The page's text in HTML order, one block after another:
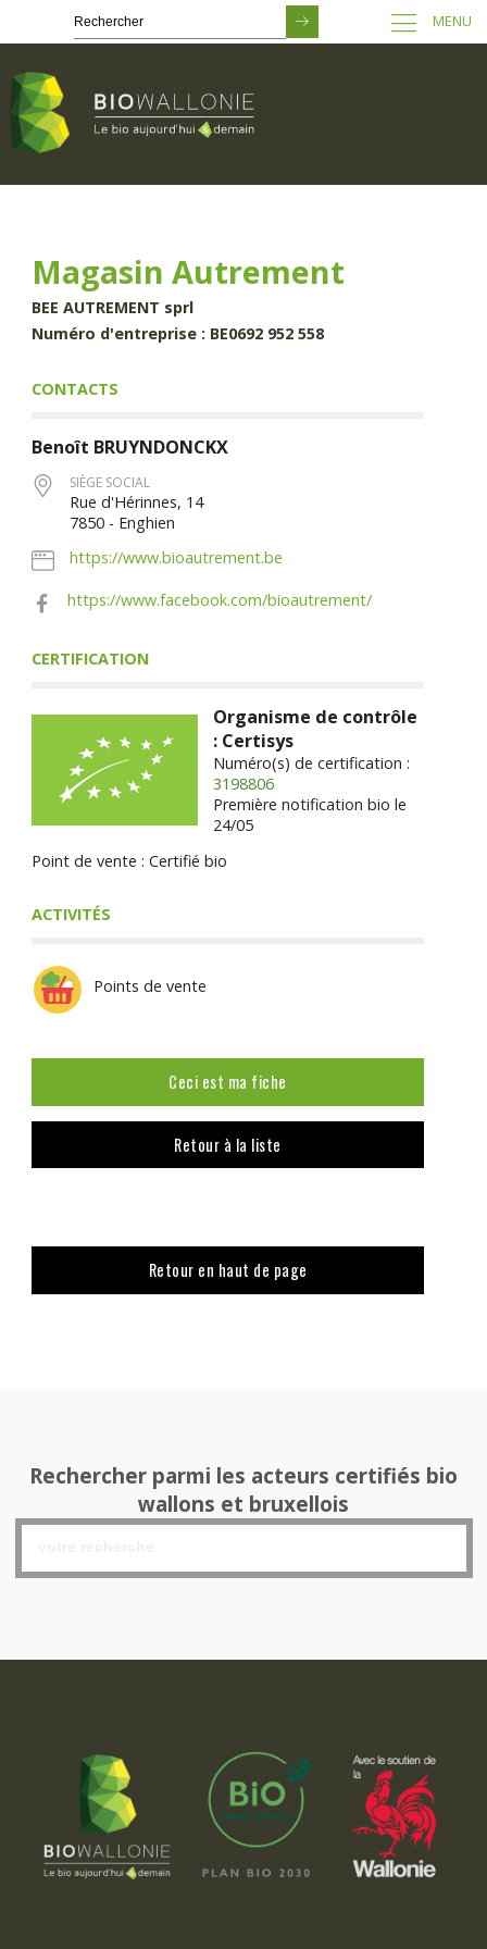
principal
MENU
Magasin Autrement
BEE AUTREMENT sprl
Numéro d'entreprise : BE0692 952 558
CONTACTS
Benoît BRUYNDONCKX
SIÈGE SOCIAL
Rue d'Hérinnes, 14
7850 - Enghien
https://www.bioautrement.be
https://www.facebook.com/bioautrement/
CERTIFICATION
Organisme de contrôle
: Certisys
Numéro(s) de certification :
3198806
Première notification bio le
24/05
Point de vente : Certifié bio
ACTIVITÉS
Points de vente
Ceci est ma fiche
Retour à la liste
Retour en haut de page
Rechercher parmi les acteurs certifiés bio
wallons et bruxellois